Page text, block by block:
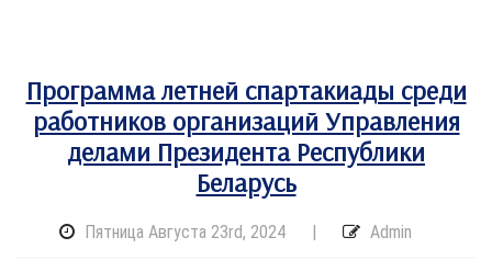
Программа летней спартакиады среди
работников организаций Управления
делами Президента Республики
Беларусь
Пятница Августа 23rd, 2024 | Admin